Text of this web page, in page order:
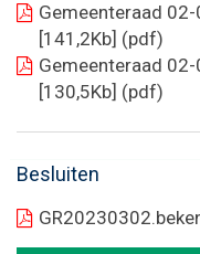
Gemeenteraad
[141,2Kb] (pdf)
Gemeenteraad
[130,5Kb] (pdf)
Besluiten